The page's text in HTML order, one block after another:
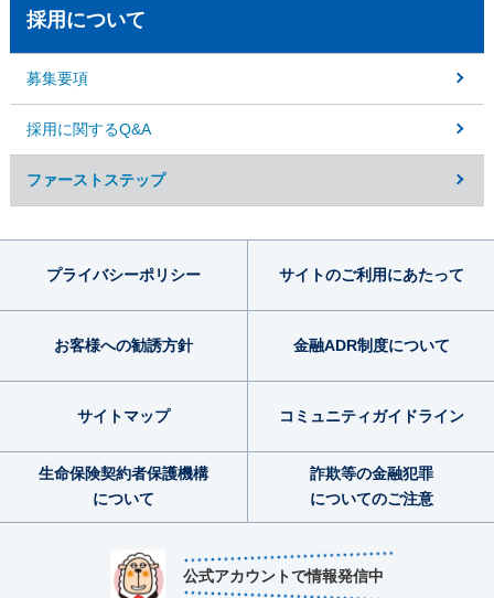
採用について
募集要項
採用に関するQ&A
ファーストステップ​
公式アカウントで情報発信中
プライバシーポリシー サイトのご利用にあたって
お客様への勧誘方針 金融ADR制度について
サイトマップ コミュニティガイドライン
生命保険契約者保護機構
について
詐欺等の金融犯罪
についてのご注意